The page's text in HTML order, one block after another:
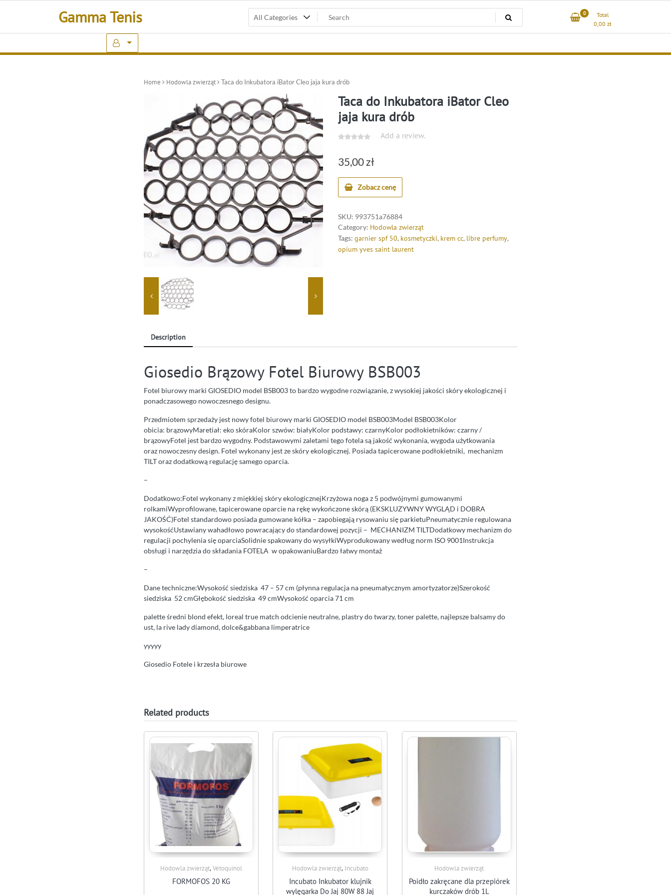
Gamma Tenis 0
Total
0,00 zł
Home Hodowla zwierząt Taca do Inkubatora iBator Cleo jaja kura drób
Taca do Inkubatora iBator Cleo
jaja kura drób
Add a review.
35,00 zł
Zobacz cenę
SKU: 993751a76884
Category: Hodowla zwierząt
Tags: garnier spf 50, kosmetyczki, krem cc, libre perfumy,
opium yves saint laurent
Description
Giosedio Brązowy Fotel Biurowy BSB003
Fotel biurowy marki GIOSEDIO model BSB003 to bardzo wygodne rozwiązanie, z wysokiej jakości skóry ekologicznej i
ponadczasowego nowoczesnego designu.
Przedmiotem sprzedaży jest nowy fotel biurowy marki GIOSEDIO model BSB003Model BSB003Kolor
obicia: brązowyMaretiał: eko skóraKolor szwów: białyKolor podstawy: czarnyKolor podłokietników: czarny /
brązowyFotel jest bardzo wygodny. Podstawowymi zaletami tego fotela są jakość wykonania, wygoda użytkowania
oraz nowoczesny design. Fotel wykonany jest ze skóry ekologicznej. Posiada tapicerowane podłokietniki, mechanizm
TILT oraz dodatkową regulację samego oparcia.
–
Dodatkowo:Fotel wykonany z miękkiej skóry ekologicznejKrzyżowa noga z 5 podwójnymi gumowanymi
rolkamiWyprofilowane, tapicerowane oparcie na rękę wykończone skórą (EKSKLUZYWNY WYGLĄD i DOBRA
JAKOŚĆ)Fotel standardowo posiada gumowane kółka – zapobiegają rysowaniu się parkietuPneumatycznie regulowana
wysokośćUstawiany wahadłowo powracający do standardowej pozycji – MECHANIZM TILTDodatkowy mechanizm do
regulacji pochylenia się oparciaSolidnie spakowany do wysyłkiWyprodukowany według norm ISO 9001Instrukcja
obsługi i narzędzia do składania FOTELA w opakowaniuBardzo łatwy montaż
–
Dane techniczne:Wysokość siedziska 47 – 57 cm (płynna regulacja na pneumatycznym amortyzatorze)Szerokość
siedziska 52 cmGłębokość siedziska 49 cmWysokość oparcia 71 cm
palette średni blond efekt, loreal true match odcienie neutralne, plastry do twarzy, toner palette, najlepsze balsamy do
ust, la rive lady diamond, dolce&gabbana limperatrice
yyyyy
Giosedio Fotele i krzesła biurowe
Related products
Hodowla zwierząt,Vetoquinol
FORMOFOS 20 KG
Hodowla zwierząt, Incubato
Incubato Inkubator klujnik
wylęgarka Do Jaj 80W 88 Jaj
Hodowla zwierząt
Poidło zakręcane dla przepiórek
kurczaków drób 1L